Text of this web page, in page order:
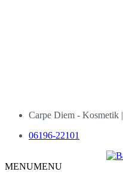
Carpe Diem - Kosmetik |
06196-22101
MENUMENU